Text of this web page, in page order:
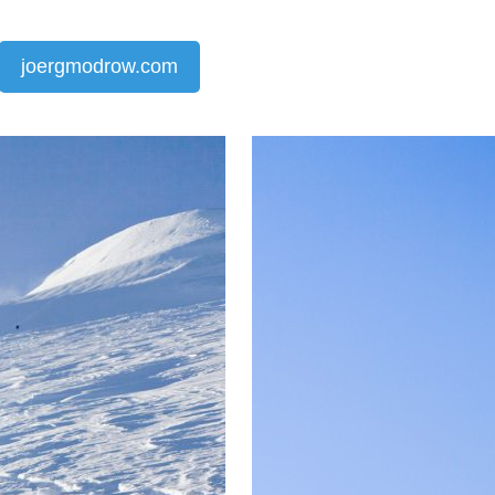
joergmodrow.com